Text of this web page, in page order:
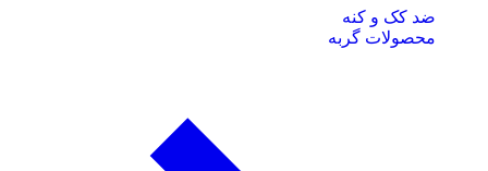
ضد کک و کنه
محصولات گربه